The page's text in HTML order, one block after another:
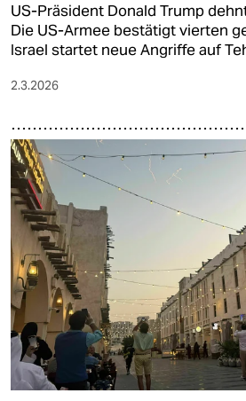
US-Präsident Donald Trump
Die US-Armee bestätigt vierten
Israel startet neue Angriffe auf
2.3.2026